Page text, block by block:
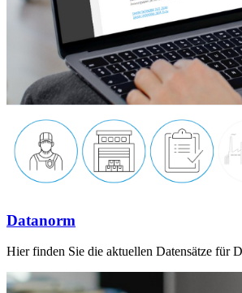
Datanorm
Hier finden Sie die aktuellen Datensätze für